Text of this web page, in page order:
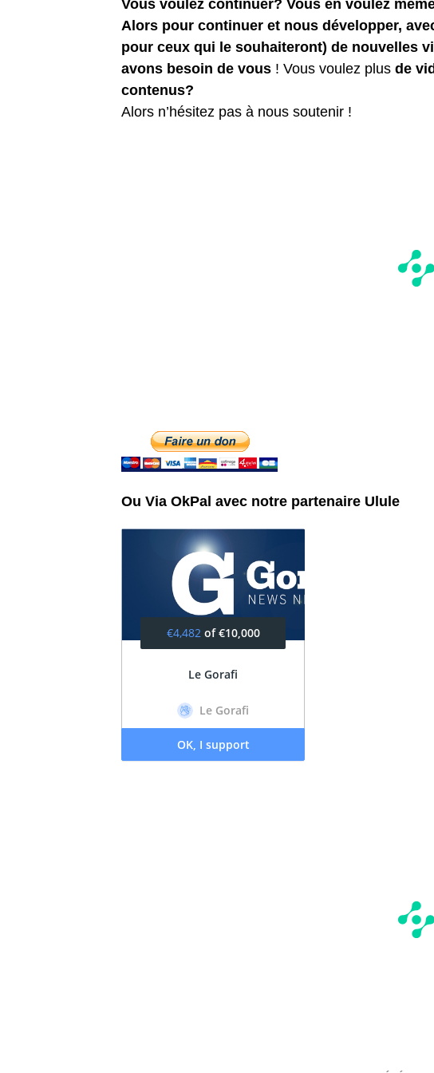
Vous voulez continuer? Vous en voulez
Alors pour continuer et nous développer,
pour ceux qui le souhaiteront) de nouvelles
avons besoin de vous ! Vous voulez plus de
contenus?
Alors n’hésitez pas à nous soutenir !
Ou Via OkPal avec notre partenaire Ulule